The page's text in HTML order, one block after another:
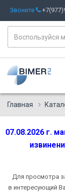
Звоните
Главная
07.08.2026 г.
Для просмотра
в интересующий